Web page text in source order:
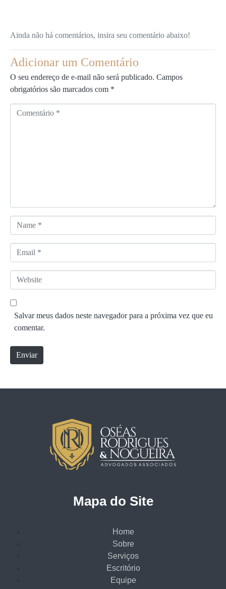
Ainda não há comentários, insira seu comentário abaixo!
Adicionar um Comentário
O seu endereço de e-mail não será publicado. Campos
obrigatórios são marcados com *
i
o
a
m
*
m
a
*
W
e
b
e
Salvar meus dados neste navegador para a próxima vez que eu
comentar.
Enviar
Mapa do Site
Home
Sobre
Serviços
Escritório
Equipe